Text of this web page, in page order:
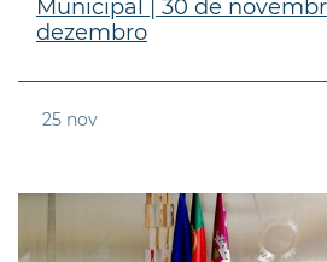
Municipal | 30 de
dezembro
25 nov